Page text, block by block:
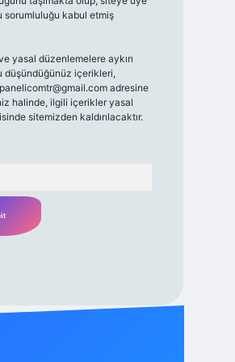
sorumluluğu kabul etmiş
yasal düzenlemelere aykırı
düşündüğünüz içerikleri,
adresine
halinde, ilgili içerikler yasal
sitemizden kaldırılacaktır.